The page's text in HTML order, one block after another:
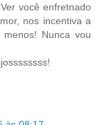
você enfretnado
nos incentiva a
Nunca vou